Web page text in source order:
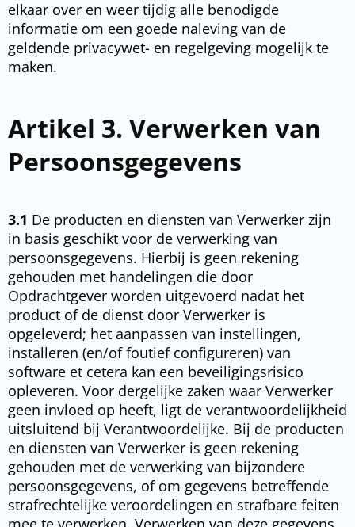
elkaar over en weer tijdig alle benodigde
informatie om een goede naleving van de
geldende privacywet- en regelgeving mogelijk te
maken.
Artikel 3. Verwerken van
Persoonsgegevens
3.1 De producten en diensten van Verwerker zijn
in basis geschikt voor de verwerking van
persoonsgegevens. Hierbij is geen rekening
gehouden met handelingen die door
Opdrachtgever worden uitgevoerd nadat het
product of de dienst door Verwerker is
opgeleverd; het aanpassen van instellingen,
installeren (en/of foutief configureren) van
software et cetera kan een beveiligingsrisico
opleveren. Voor dergelijke zaken waar Verwerker
geen invloed op heeft, ligt de verantwoordelijkheid
uitsluitend bij Verantwoordelijke. Bij de producten
en diensten van Verwerker is geen rekening
gehouden met de verwerking van bijzondere
persoonsgegevens, of om gegevens betreffende
strafrechtelijke veroordelingen en strafbare feiten